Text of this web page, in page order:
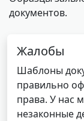
документов.
Жалобы
Шаблоны
правильно
права. У нас
незаконные